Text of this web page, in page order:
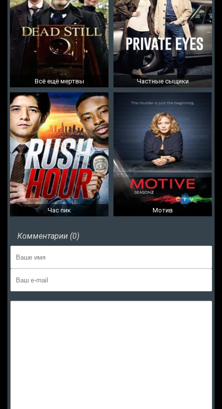
Всё ещё мертвы Частные сыщики
Час пик Мотив
Комментарии (0)